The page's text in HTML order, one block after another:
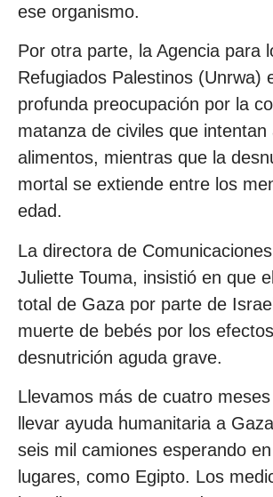
ese organismo.
Por otra parte, la Agencia para
Refugiados Palestinos (Unrwa)
profunda preocupación por la
matanza de civiles que
alimentos, mientras que la
mortal se extiende entre los
edad.
La directora de
Juliette Touma, insistió en que
total de Gaza por parte de
muerte de bebés por los
desnutrición aguda grave.
Llevamos más de cuatro
llevar ayuda humanitaria a
seis mil camiones esperando
lugares, como Egipto. Los